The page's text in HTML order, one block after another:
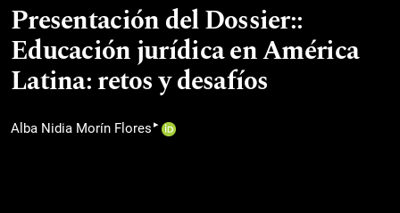
Presentación del Dossier::
Educación jurídica en América
Latina: retos y desafíos
Alba Nidia Morín Flores ▸